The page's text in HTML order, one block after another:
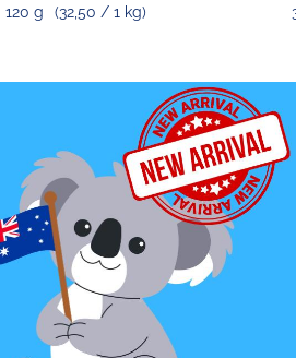
120 g
(32,50 / 1 kg)